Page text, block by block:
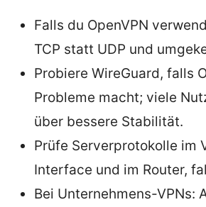
Falls du OpenVPN
TCP statt UDP und
Probiere WireGuard, falls
Probleme macht; viele
über bessere Stabilität.
Prüfe Serverprotokolle im
Interface und im Router,
Bei Unternehmens-VPNs: